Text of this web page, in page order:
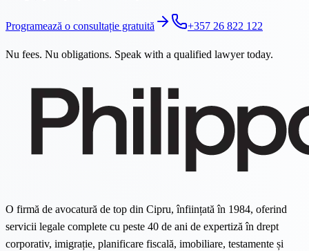
Programează o consultație gratuită +357 26 822 122
Nu fees. Nu obligations. Speak with a qualified lawyer today.
O firmă de avocatură de top din Cipru, înființată în 1984, oferind
servicii legale complete cu peste 40 de ani de expertiză în drept
corporativ, imigrație, planificare fiscală, imobiliare, testamente și